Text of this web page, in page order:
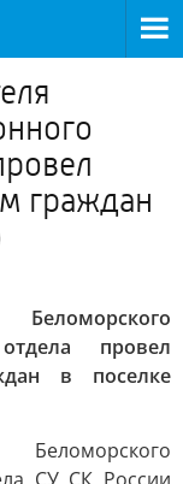
граждан
провел
в поселке